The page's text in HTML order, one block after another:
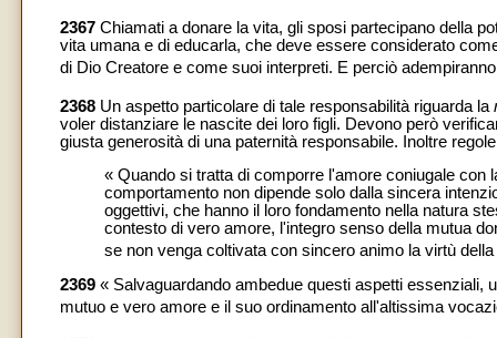
2367 Chiamati a donare la vita, gli sposi partecipano della
vita umana e di educarla, che deve essere considerato
di Dio Creatore e come suoi interpreti. E perciò
2368 Un aspetto particolare di tale responsabilità riguarda la
voler distanziare le nascite dei loro figli. Devono però
giusta generosità di una paternità responsabile. Inoltre
« Quando si tratta di comporre l'amore coniugale
comportamento non dipende solo dalla sincera
oggettivi, che hanno il loro fondamento nella natura
contesto di vero amore, l'integro senso della mutua
se non venga coltivata con sincero animo la virtù
2369 « Salvaguardando ambedue questi aspetti essenziali,
mutuo e vero amore e il suo ordinamento all'altissima